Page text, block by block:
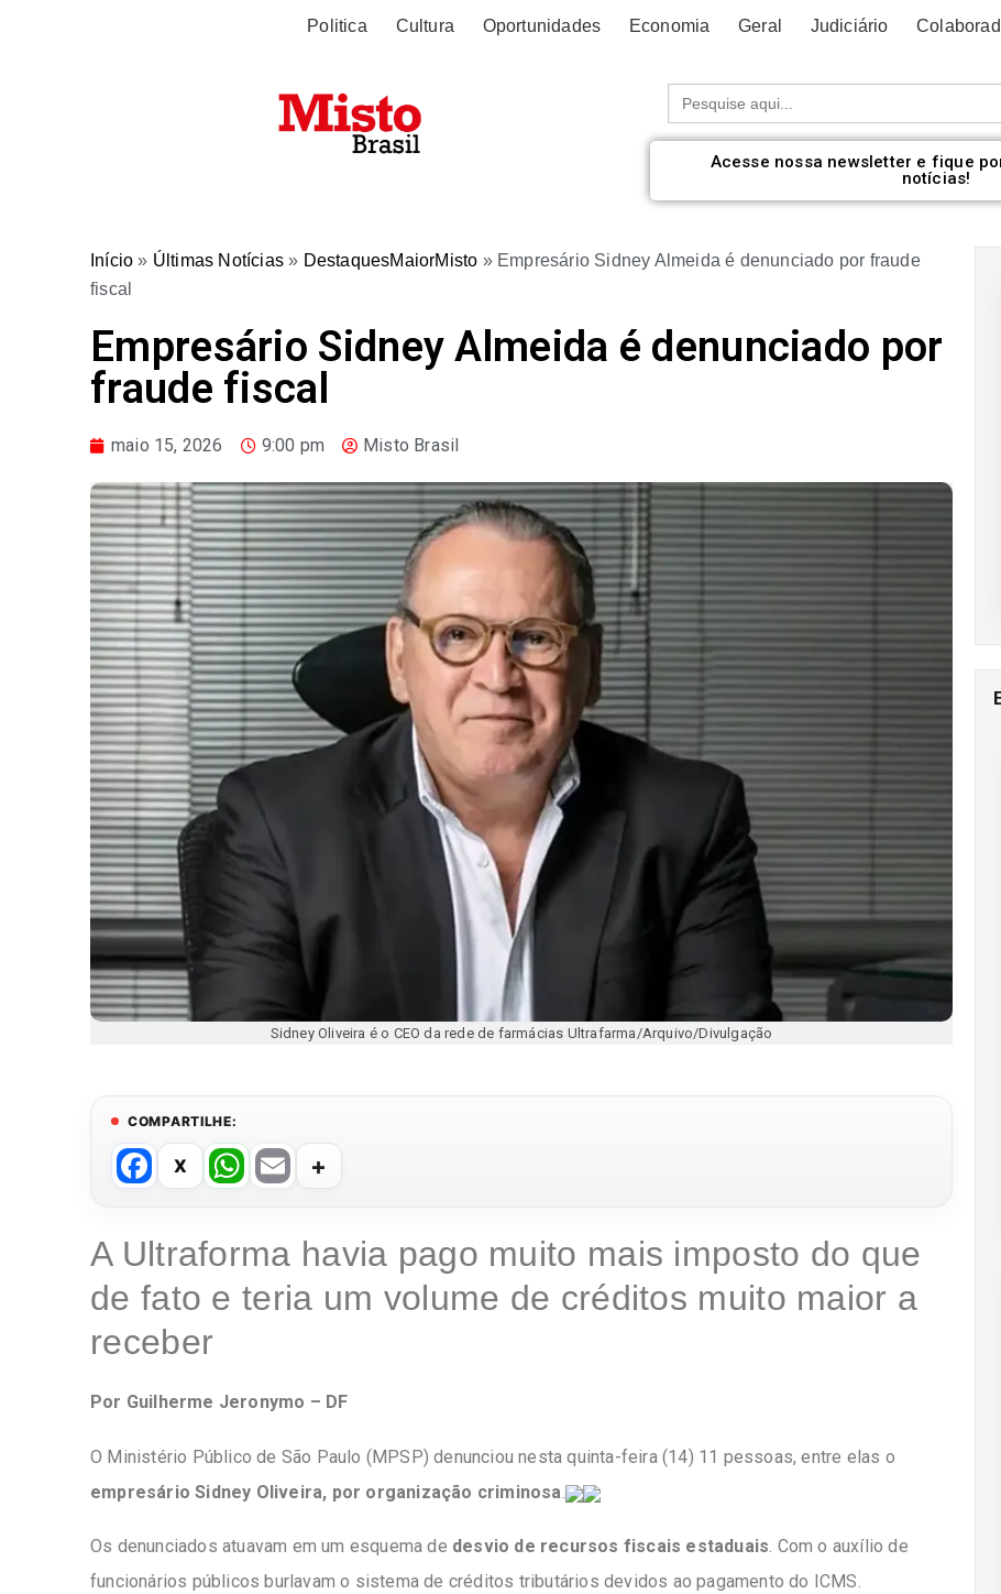
Politica Cultura Oportunidades Economia Geral Judiciário
Procurar:
Acesse nossa newsletter e fique
notícias!
Início » Últimas Notícias » DestaquesMaiorMisto » Empresário Sidney Almeida é denunciado por fraude
fiscal
Empresário Sidney Almeida é denunciado por
fraude fiscal
maio 15, 2026 9:00 pm Misto Brasil
Sidney Oliveira é o CEO da rede de farmácias Ultrafarma/Arquivo/Divulgação
COMPARTILHE:
F
a
c
e
b
o
k
W
h
at
s
A
p
E
ail
A Ultraforma havia pago muito mais imposto do que
de fato e teria um volume de créditos muito maior a
receber
Por Guilherme Jeronymo – DF
O Ministério Público de São Paulo (MPSP) denunciou nesta quinta-feira (14) 11 pessoas, entre elas o
empresário Sidney Oliveira, por organização criminosa
Os denunciados atuavam em um esquema de desvio de recursos fiscais estaduais. Com o auxílio de
funcionários públicos burlavam o sistema de créditos tributários devidos ao pagamento do ICMS.